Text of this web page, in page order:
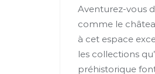
Aventurez-vous
comme le
à cet espace
les collections
préhistorique